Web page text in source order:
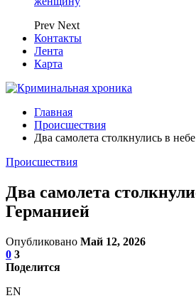
Prev Next
Контакты
Лента
Карта
Главная
Происшествия
Два самолета столкнулись в
Происшествия
Два самолета
Германией
Опубликовано Май 12, 2026
0 3
Поделится
EN